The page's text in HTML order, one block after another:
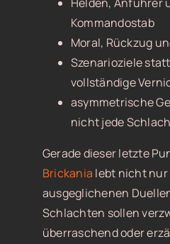
Helden, Anführer
Kommandostab
Moral, Rückzug
Szenarioziele
vollständige
asymmetrische
nicht jede
Gerade dieser letzte
Brickania lebt nicht nur
ausgeglichenen
Schlachten sollen
überraschend oder